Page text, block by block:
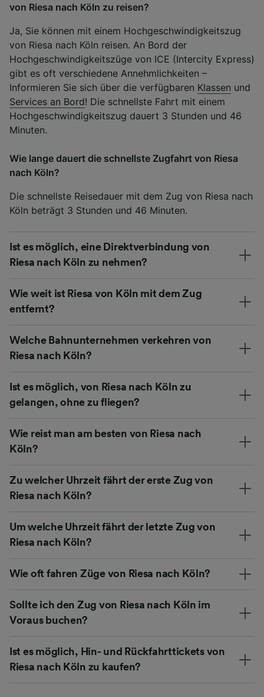
von Riesa nach Köln zu reisen?
Ja, Sie können mit einem Hochgeschwindigkeitszug
von Riesa nach Köln reisen. An Bord der
Hochgeschwindigkeitszüge von ICE (Intercity Express)
gibt es oft verschiedene Annehmlichkeiten –
Informieren Sie sich über die verfügbaren Klassen und
Services an Bord! Die schnellste Fahrt mit einem
Hochgeschwindigkeitszug dauert 3 Stunden und 46
Minuten.
Wie lange dauert die schnellste Zugfahrt von Riesa
nach Köln?
Die schnellste Reisedauer mit dem Zug von Riesa nach
Köln beträgt 3 Stunden und 46 Minuten.
Ist es möglich, eine Direktverbindung von
Riesa nach Köln zu nehmen?
Wie weit ist Riesa von Köln mit dem Zug
entfernt?
Welche Bahnunternehmen verkehren von
Riesa nach Köln?
Ist es möglich, von Riesa nach Köln zu
gelangen, ohne zu fliegen?
Wie reist man am besten von Riesa nach
Köln?
Zu welcher Uhrzeit fährt der erste Zug von
Riesa nach Köln?
Um welche Uhrzeit fährt der letzte Zug von
Riesa nach Köln?
Wie oft fahren Züge von Riesa nach Köln?
Sollte ich den Zug von Riesa nach Köln im
Voraus buchen?
Ist es möglich, Hin- und Rückfahrttickets von
Riesa nach Köln zu kaufen?